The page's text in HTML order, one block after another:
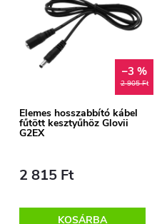
m
k
e
k
ABC szerint
é
e
2 905 Ft
–3 %
Elemes hosszabbító kábel
fűtött kesztyűhöz Glovii
G2EX
2 815 Ft
KOSÁRBA